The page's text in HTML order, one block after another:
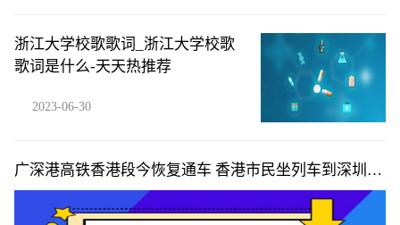
浙江大学校歌歌词_浙江大学校歌
歌词是什么-天天热推荐
2023-06-30
广深港高铁香港段今恢复通车 香港市民坐列车到深圳喝
早茶-全球新视野